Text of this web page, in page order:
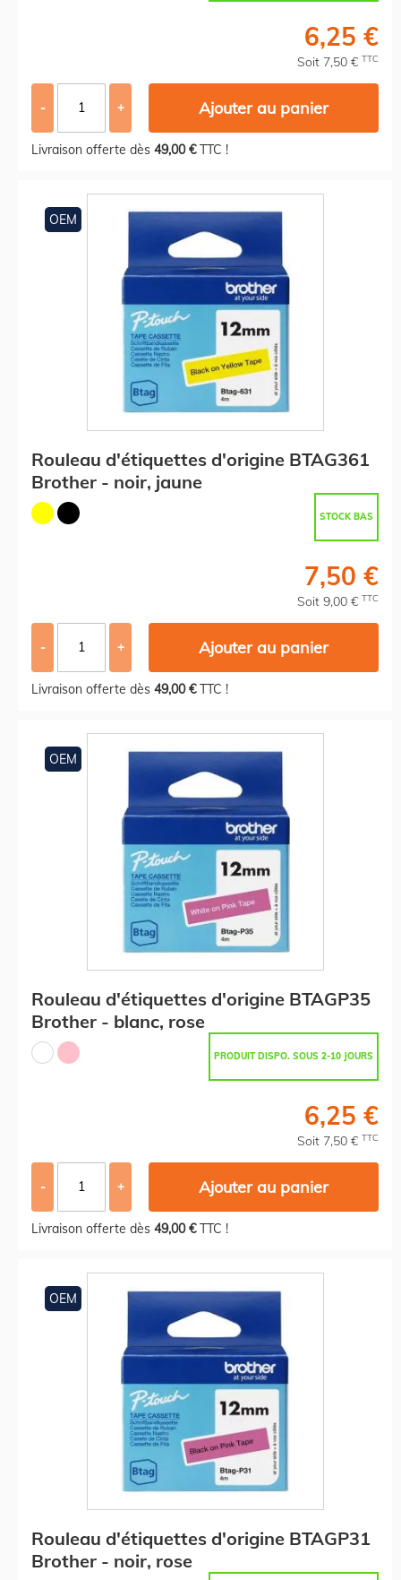
6,25 €
Soit 7,50 € TTC
- + Ajouter au panier
Livraison offerte dès 49,00 €TTC !
OEM
Rouleau d'étiquettes d'origine BTAG361
Brother - noir, jaune
STOCK BAS
7,50 €
Soit 9,00 € TTC
- + Ajouter au panier
Livraison offerte dès 49,00 €TTC !
OEM
Rouleau d'étiquettes d'origine BTAGP35
Brother - blanc, rose
PRODUIT DISPO. SOUS 2-10 JOURS
6,25 €
Soit 7,50 € TTC
- + Ajouter au panier
Livraison offerte dès 49,00 €TTC !
OEM
Rouleau d'étiquettes d'origine BTAGP31
Brother - noir, rose